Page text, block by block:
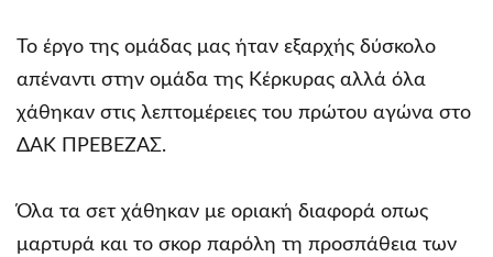
Το έργο της ομάδας μας ήταν εξαρχής δύσκολο
απέναντι στην ομάδα της Κέρκυρας αλλά όλα
χάθηκαν στις λεπτομέρειες του πρώτου αγώνα στο
ΔΑΚ ΠΡΕΒΕΖΑΣ.
Όλα τα σετ χάθηκαν με οριακή διαφορά οπως
μαρτυρά και το σκορ παρόλη τη προσπάθεια των